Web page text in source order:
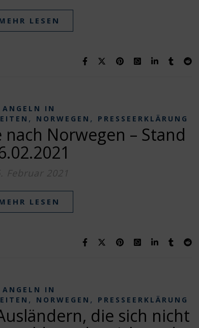
LESEN
ANGELN IN
, NORWEGEN , PRESSEERKLÄRUNG
Norwegen – Stand
Februar 2021
LESEN
ANGELN IN
, NORWEGEN , PRESSEERKLÄRUNG
die sich nicht